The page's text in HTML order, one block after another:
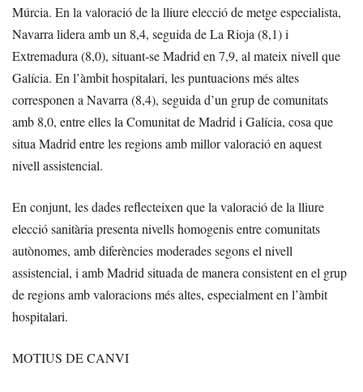
Múrcia. En la valoració de la lliure elecció de metge especialista,
Navarra lidera amb un 8,4, seguida de La Rioja (8,1) i
Extremadura (8,0), situant-se Madrid en 7,9, al mateix nivell que
Galícia. En l’àmbit hospitalari, les puntuacions més altes
corresponen a Navarra (8,4), seguida d’un grup de comunitats
amb 8,0, entre elles la Comunitat de Madrid i Galícia, cosa que
situa Madrid entre les regions amb millor valoració en aquest
nivell assistencial.
En conjunt, les dades reflecteixen que la valoració de la lliure
elecció sanitària presenta nivells homogenis entre comunitats
autònomes, amb diferències moderades segons el nivell
assistencial, i amb Madrid situada de manera consistent en el grup
de regions amb valoracions més altes, especialment en l’àmbit
hospitalari.
MOTIUS DE CANVI